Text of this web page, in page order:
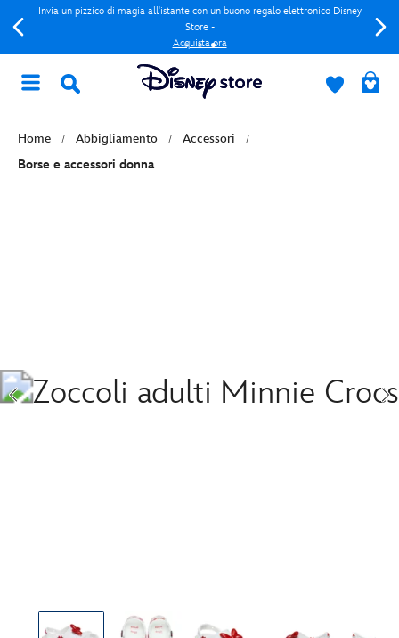
Invia un pizzico di magia all'istante con un buono regalo elettronico Disney
Store -
Acquista ora
Home Abbigliamento
Accessori
Borse e accessori donna